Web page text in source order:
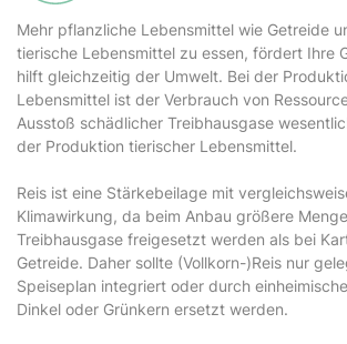
Mehr pflanzliche Lebensmittel wie Getreide
tierische Lebensmittel zu essen, fördert Ihre
hilft gleichzeitig der Umwelt. Bei der
Lebensmittel ist der Verbrauch von
Ausstoß schädlicher Treibhausgase
der Produktion tierischer Lebensmittel.
Reis ist eine Stärkebeilage mit
Klimawirkung, da beim Anbau größere
Treibhausgase freigesetzt werden als bei
Getreide. Daher sollte (Vollkorn-)Reis nur
Speiseplan integriert oder durch
Dinkel oder Grünkern ersetzt werden.